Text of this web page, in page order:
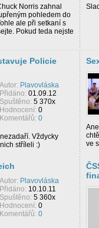
Norris zahnal
pohledem do
ale při setkaní s
Pokud teda nejste
Policie
Autor: Plavovláska
Přidáno: 01.09.12
Spuštěno: 5 370x
Hodnocení: 0
Komentářů: 0
Vždycky
stříleli :)
ve
Autor: Plavovláska
Přidáno: 10.10.11
Spuštěno: 5 360x
Hodnocení: 0
Komentářů: 0